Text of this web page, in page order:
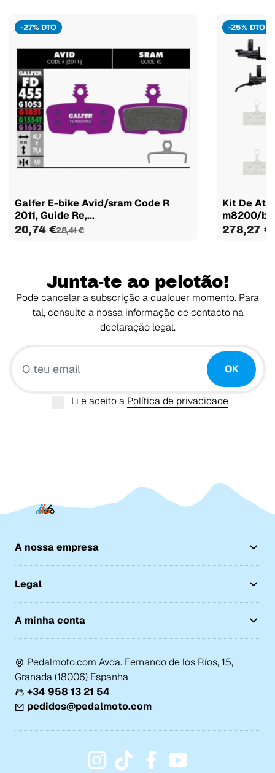
-27% DTO
Galfer E-bike Avid/sram Code R
2011, Guide Re,...
20,74 €28,41 €
-25% DTO
Kit De
m8200/
278,27 €
Junta-te ao pelotão!
Pode cancelar a subscrição a qualquer momento. Para
tal, consulte a nossa informação de contacto na
declaração legal.
OK
Li e aceito a Política de privacidade
A nossa empresa
Legal
A minha conta
Pedalmoto.com Avda. Fernando de los Ríos, 15,
Granada (18006) Espanha
+34 958 13 21 54
pedidos@pedalmoto.com